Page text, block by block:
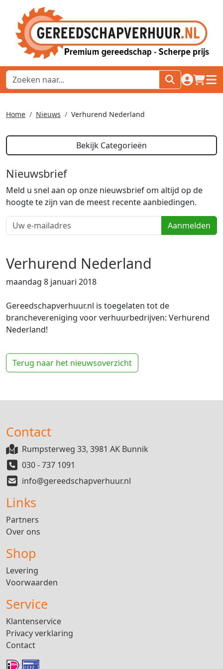
naar
Home Nieuws Verhurend Nederland
Bekijk Categorieën
Nieuwsbrief
Meld u snel aan op onze nieuwsbrief om altijd op de
hoogte te zijn van de meest recente aanbiedingen.
Aanmelden
Verhurend Nederland
maandag 8 januari 2018
Gereedschapverhuur.nl is toegelaten tot de
branchevereniging voor verhuurbedrijven: Verhurend
Nederland!
Terug naar het nieuwsoverzicht
Contact
Rumpsterweg 33, 3981 AK Bunnik
030 - 737 1091
info@gereedschapverhuur.nl
Links
Partners
Over ons
Shop
Levering
Voorwaarden
Service
Klantenservice
Privacy verklaring
Contact